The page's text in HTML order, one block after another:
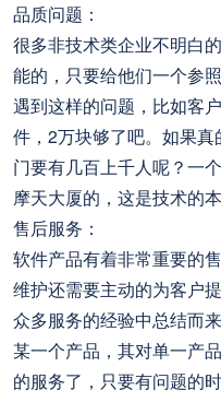
品质问题：
很多非技术类企业不明白
能的，只要给他们一个参
遇到这样的问题，比如客
件，2万块够了吧。如果
门要有几百上千人呢？一
摩天大厦的，这是技术的
售后服务：
软件产品有着非常重要的
维护还需要主动的为客户
众多服务的经验中总结而
某一个产品，其对单一产
的服务了，只要有问题的时